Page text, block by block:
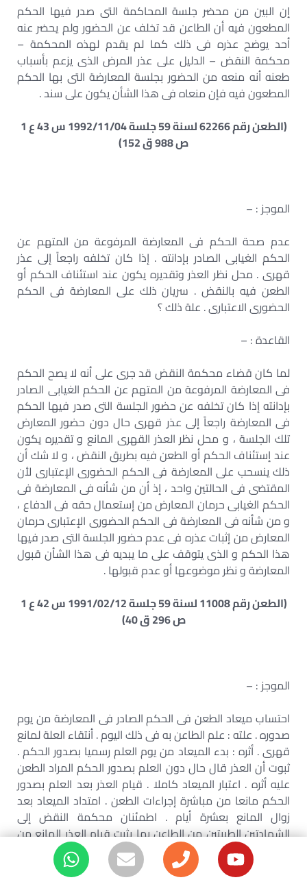
إن البين من محضر جلسة المحاكمة التى صدر فيها الحكم
المطعون فيه أن الطاعن قد تخلف عن الحضور ولم يحضر عنه
أحد يوضح عذره فى ذلك كما لم يقدم لهذه المحكمة –
محكمة النقض – الدليل على عذر المرض الذى يزعم بأسباب
طعنه أنه منعه من الحضور بجلسة المعارضة التى بها الحكم
المطعون فيه فإن منعاه فى هذا الشأن يكون على سند .
(الطعن رقم 62266 لسنة 59 جلسة 1992/11/04 س 43 ع 1
ص 988 ق 152)
الموجز : –
عدم صحة الحكم فى المعارضة المرفوعة من المتهم عن
الحكم الغيابى الصادر بإدانته . إذا كان تخلفه راجعاً إلى عذر
قهرى . محل نظر العذر وتقديره يكون عند استئناف الحكم أو
الطعن فيه بالنقض . سريان ذلك على المعارضة فى الحكم
الحضورى الاعتبارى . علة ذلك ؟
القاعدة : –
لما كان قضاء محكمة النقض قد جرى على أنه لا يصح الحكم
فى المعارضة المرفوعة من المتهم عن الحكم الغيابى الصادر
بإدانته إذا كان تخلفه عن حضور الجلسة التى صدر فيها الحكم
فى المعارضة راجعاً إلى عذر قهرى حال دون حضور المعارض
تلك الجلسة ، و محل نظر العذر القهرى المانع و تقديره يكون
عند إستئناف الحكم أو الطعن فيه بطريق النقض ، و لا شك أن
ذلك ينسحب على المعارضة فى الحكم الحضورى الإعتبارى لأن
المقتضى فى الحالتين واحد ، إذ أن من شأنه فى المعارضة فى
الحكم الغيابى حرمان المعارض من إستعمال حقه فى الدفاع ،
و من شأنه فى المعارضة فى الحكم الحضورى الإعتبارى حرمان
المعارض من إثبات عذره فى عدم حضور الجلسة التى صدر فيها
هذا الحكم و الذى يتوقف على ما يبديه فى هذا الشأن قبول
المعارضة و نظر موضوعها أو عدم قبولها .
(الطعن رقم 11008 لسنة 59 جلسة 1991/02/12 س 42 ع 1
ص 296 ق 40)
الموجز : –
احتساب ميعاد الطعن فى الحكم الصادر فى المعارضة من يوم
صدوره . علته : علم الطاعن به فى ذلك اليوم . أنتقاء العلة لمانع
قهرى . أثره : بدء الميعاد من يوم العلم رسميا بصدور الحكم .
ثبوت أن العذر قال حال دون العلم بصدور الحكم المراد الطعن
عليه أثره . اعتبار الميعاد كاملا . قيام العذر بعد العلم بصدور
الحكم مانعا من مباشرة إجراءات الطعن . امتداد الميعاد بعد
زوال المانع بعشرة أيام . اطمئنان محكمة النقض إلى
الشهادتين الطبيتين من الطاعن بما يثبت قيام العذر المانع من
حضور جلسة المعارضة . أثر ذلك ؟